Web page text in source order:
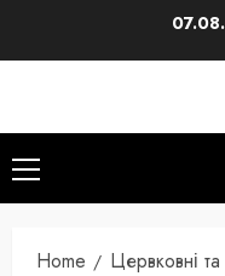
Primary
Menu
Home Цервковні та